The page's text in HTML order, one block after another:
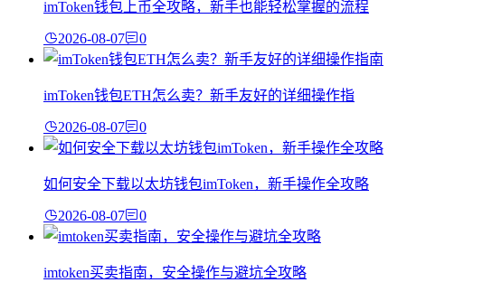
imToken钱包上币全攻略，新手也能轻松掌握的流程
2026-08-07 0
imToken钱包ETH怎么卖？新手友好的详细操作指
2026-08-07 0
如何安全下载以太坊钱包imToken，新手操作全攻略
2026-08-07 0
imtoken买卖指南，安全操作与避坑全攻略